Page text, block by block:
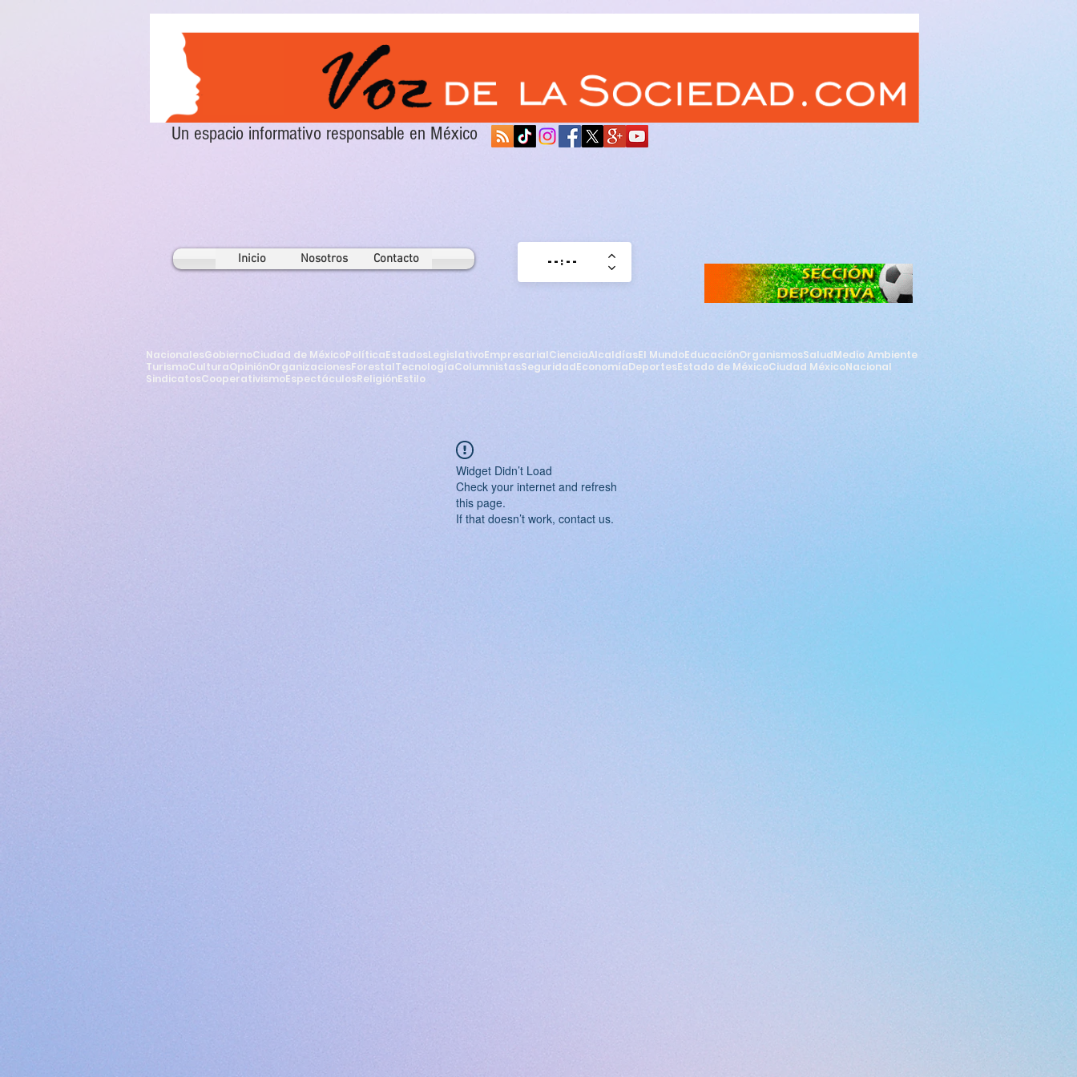
Un espacio informativo responsable en México
Inicio Nosotros Contacto
NacionalesGobiernoCiudad de MéxicoPolíticaEstadosLegislativoEmpresarialCienciaAlcaldíasEl MundoEducaciónOrganismosSaludMedio Ambiente
TurismoCulturaOpiniónOrganizacionesForestalTecnologíaColumnistasSeguridadEconomíaDeportesEstado de MéxicoCiudad MéxicoNacional
SindicatosCooperativismoEspectáculosReligiónEstilo
Widget Didn’t Load
Check your internet and refresh
this page.
If that doesn’t work, contact us.